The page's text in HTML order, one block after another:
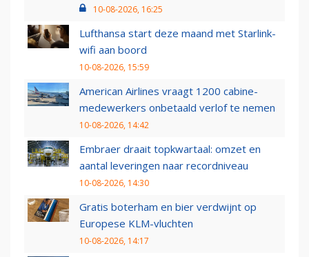
10-08-2026, 16:25
Lufthansa start deze maand met Starlink-
wifi aan boord
10-08-2026, 15:59
American Airlines vraagt 1200 cabine-
medewerkers onbetaald verlof te nemen
10-08-2026, 14:42
Embraer draait topkwartaal: omzet en
aantal leveringen naar recordniveau
10-08-2026, 14:30
Gratis boterham en bier verdwijnt op
Europese KLM-vluchten
10-08-2026, 14:17